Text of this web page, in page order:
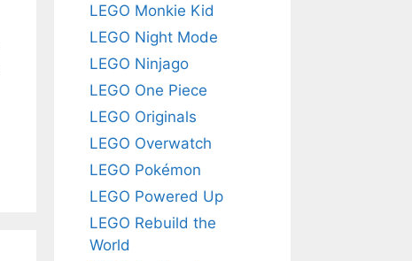
LEGO Monkie Kid
LEGO Night Mode
LEGO Ninjago
LEGO One Piece
LEGO Originals
LEGO Overwatch
LEGO Pokémon
LEGO Powered Up
LEGO Rebuild the
World